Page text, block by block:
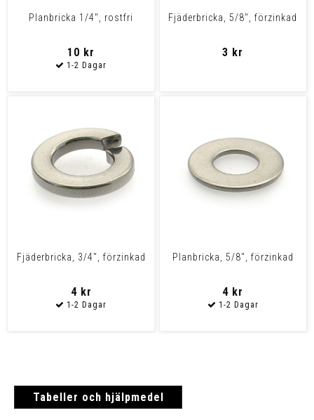
Planbricka 1/4", rostfri
10 kr
Fjäderbricka, 5/8", förzinkad
3 kr
Fjäderbricka, 3/4", förzinkad
4 kr
Planbricka, 5/8", förzinkad
4 kr
Tabeller och hjälpmedel